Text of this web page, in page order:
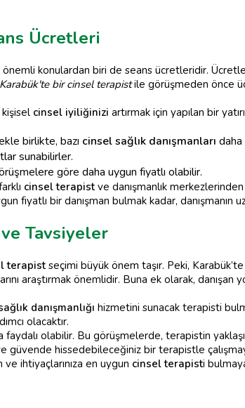
Ücretleri
konulardan biri de seans ücretleridir.
Karabük'te bir cinsel terapistile görüşmeden önce
cinsel iyiliğinizi artırmak için yapılan bir
birlikte, bazı cinsel sağlık danışmanları
sunabilirler.
göre daha uygun fiyatlı olabilir.
cinsel terapist ve danışmanlık
fiyatlı bir danışman bulmak kadar, danışmanın
Tavsiyeler
terapistseçimi büyük önem taşır. Peki,
araştırmak önemlidir. Buna ek olarak, danışan
danışmanlığı hizmetini sunacak terapisti
olacaktır.
olabilir. Bu görüşmelerde, terapistin
hissedebileceğiniz bir terapistle
ihtiyaçlarınıza en uygun cinsel terapisti